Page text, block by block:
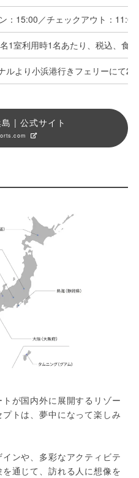
：15:00／チェックアウト：11:00
1室利用時1名あたり、税込、食
ルより小浜港行きフェリーにて
| 公式サイト
トが国内外に展開するリゾー
トは、夢中になって楽しみ
ンや、多彩なアクティビテ
通じて、訪れる人に想像を